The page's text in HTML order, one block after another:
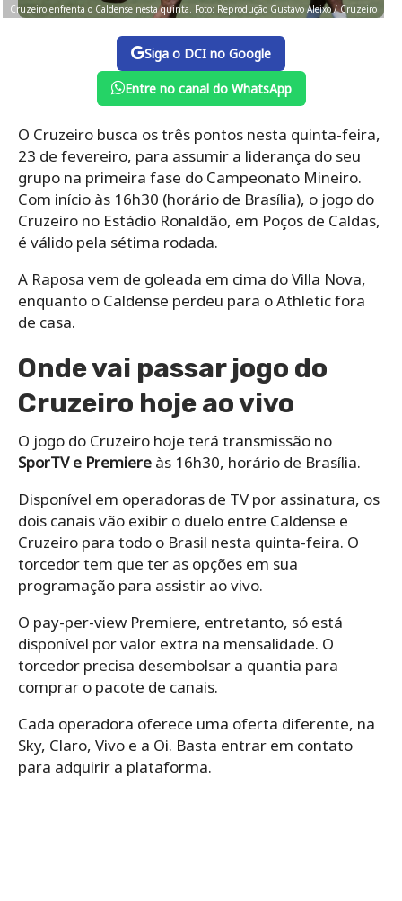
Cruzeiro enfrenta o Caldense nesta quinta. Foto: Reprodução Gustavo Aleixo / Cruzeiro
Siga o DCI no Google
Entre no canal do WhatsApp
O Cruzeiro busca os três pontos nesta quinta-feira,
23 de fevereiro, para assumir a liderança do seu
grupo na primeira fase do Campeonato Mineiro.
Com início às 16h30 (horário de Brasília), o jogo do
Cruzeiro no Estádio Ronaldão, em Poços de Caldas,
é válido pela sétima rodada.
A Raposa vem de goleada em cima do Villa Nova,
enquanto o Caldense perdeu para o Athletic fora
de casa.
Onde vai passar jogo do
Cruzeiro hoje ao vivo
O jogo do Cruzeiro hoje terá transmissão no
SporTV e Premiere às 16h30, horário de Brasília.
Disponível em operadoras de TV por assinatura, os
dois canais vão exibir o duelo entre Caldense e
Cruzeiro para todo o Brasil nesta quinta-feira. O
torcedor tem que ter as opções em sua
programação para assistir ao vivo.
O pay-per-view Premiere, entretanto, só está
disponível por valor extra na mensalidade. O
torcedor precisa desembolsar a quantia para
comprar o pacote de canais.
Cada operadora oferece uma oferta diferente, na
Sky, Claro, Vivo e a Oi. Basta entrar em contato
para adquirir a plataforma.